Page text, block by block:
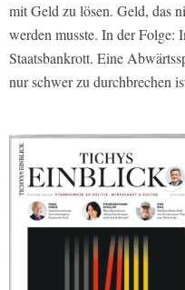
mit Geld zu lösen. Geld, das
werden musste. In der
Staatsbankrott. Eine
nur schwer zu durchbrechen